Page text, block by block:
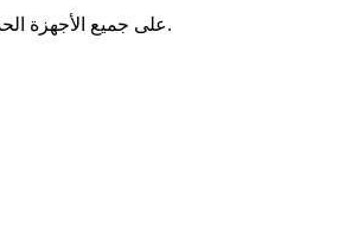
نعم، يعمل TikTokio على جميع الأجهزة الحديثة مثل آيفون، أندرويد، ويندوز، ماك، وحتى أجهزة التلفزيون الذكية.